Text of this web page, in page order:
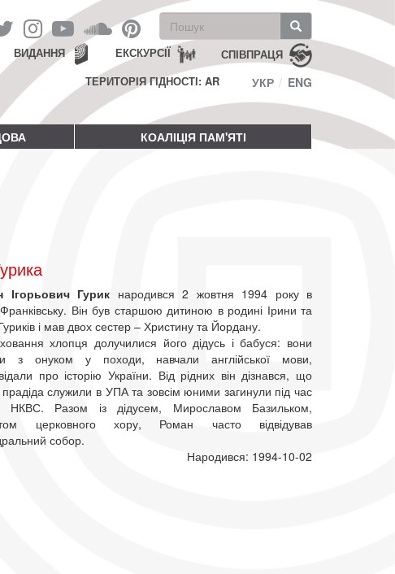
Пошукова
форма
Пошук СПІВПРАЦЯ
ЕКСКУРСІЇ
ВИДАННЯ
ТЕРИТОРІЯ ГІДНОСТІ: AR
УКР ENG
КОАЛІЦІЯ ПАМ'ЯТІ
Ігорьович Гурик народився 2 жовтня 1994 року в
Він був старшою дитиною в родині Ірини та
і мав двох сестер – Христину та Йордану.
хлопця долучилися його дідусь і бабуся: вони
з онуком у походи, навчали англійської мови,
про історію України. Від рідних він дізнався, що
служили в УПА та зовсім юними загинули під час
НКВС. Разом із дідусем, Мирославом Базильком,
церковного хору, Роман часто відвідував
собор.
Народився: 1994-10-02